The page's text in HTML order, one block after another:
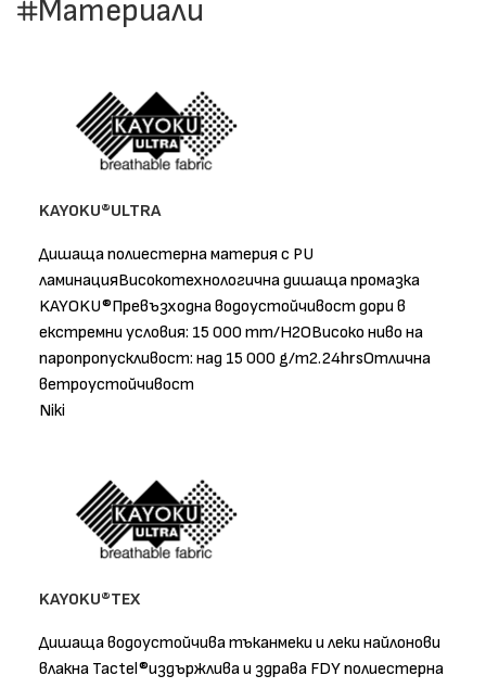
Материали
KAYOKU®ULTRA
Дишаща полиестерна материя с PU
ламинацияВисокотехнологична дишаща промазка
KAYOKU®Превъзходна водоустойчивост дори в
екстремни условия: 15 000 mm/H2OВисоко ниво на
паропропускливост: над 15 000 g/m2.24hrsОтлична
ветроустойчивост
Niki
KAYOKU®TEX
Дишащa водоустойчивa тъканмеки и леки найлонови
влакна Tactel®издържлива и здрава FDY полиестерна